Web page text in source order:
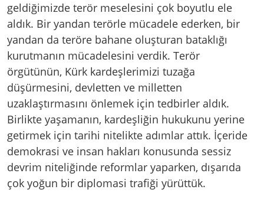
geldiğimizde terör meselesini çok boyutlu ele
aldık. Bir yandan terörle mücadele ederken, bir
yandan da teröre bahane oluşturan bataklığı
kurutmanın mücadelesini verdik. Terör
örgütünün, Kürk kardeşlerimizi tuzağa
düşürmesini, devletten ve milletten
uzaklaştırmasını önlemek için tedbirler aldık.
Birlikte yaşamanın, kardeşliğin hukukunu yerine
getirmek için tarihi nitelikte adımlar attık. İçeride
demokrasi ve insan hakları konusunda sessiz
devrim niteliğinde reformlar yaparken, dışarıda
çok yoğun bir diplomasi trafiği yürüttük.